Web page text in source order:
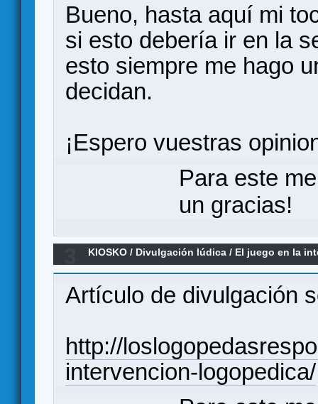
Bueno, hasta aquí mi
si esto debería ir en la
esto siempre me hago
decidan.
¡Espero vuestras
Para este
un gracias!
KIOSKO / Divulgación lúdica / El juego en la
Artículo de divulgación
http://
intervencion-logopedica/